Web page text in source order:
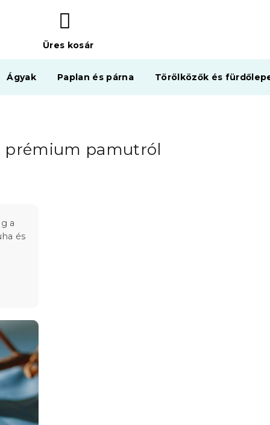
KOSÁR
Üres kosár
Ágyak Paplan és párna Törölközők és
prémium pamutról
a
és